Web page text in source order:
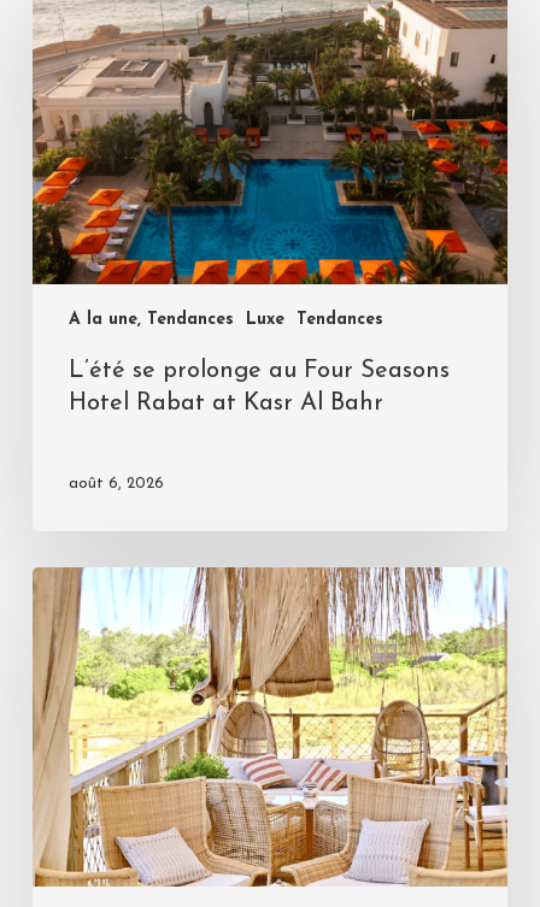
A la une, Tendances Luxe Tendances
L’été se prolonge au Four Seasons
Hotel Rabat at Kasr Al Bahr
août 6, 2026